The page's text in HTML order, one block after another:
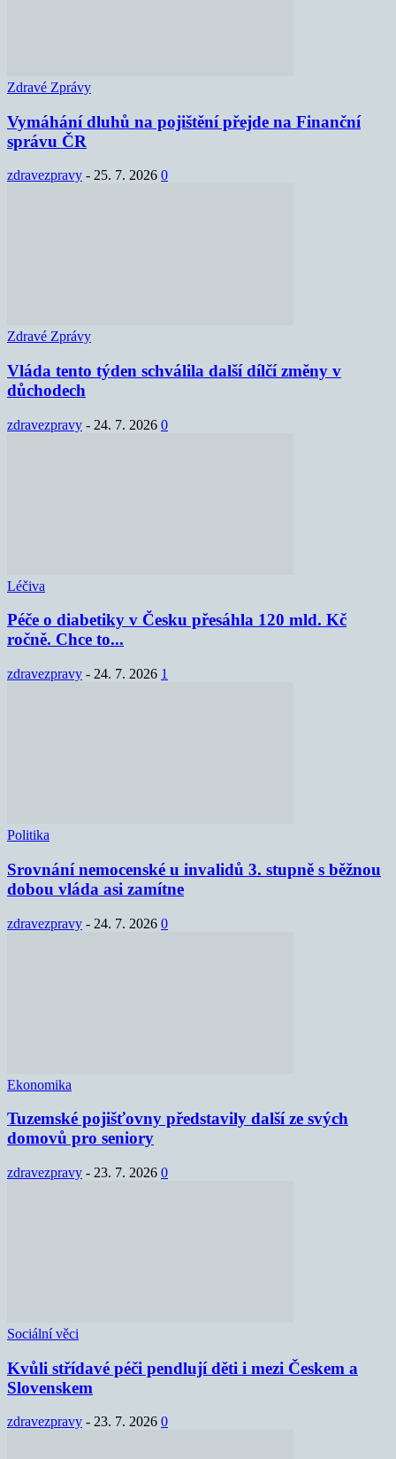
Zdravé Zprávy
Vymáhání dluhů na pojištění přejde na Finanční
správu ČR
zdravezpravy - 25. 7. 2026 0
Zdravé Zprávy
Vláda tento týden schválila další dílčí změny v
důchodech
zdravezpravy - 24. 7. 2026 0
Léčiva
Péče o diabetiky v Česku přesáhla 120 mld. Kč
ročně. Chce to...
zdravezpravy - 24. 7. 2026 1
Politika
Srovnání nemocenské u invalidů 3. stupně s běžnou
dobou vláda asi zamítne
zdravezpravy - 24. 7. 2026 0
Ekonomika
Tuzemské pojišťovny představily další ze svých
domovů pro seniory
zdravezpravy - 23. 7. 2026 0
Sociální věci
Kvůli střídavé péči pendlují děti i mezi Českem a
Slovenskem
zdravezpravy - 23. 7. 2026 0